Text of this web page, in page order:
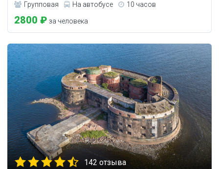
Групповая На автобусе 10 часов
2800 ₽ за человека
142 отзыва